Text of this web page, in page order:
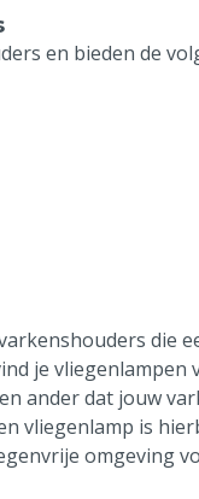
en bieden de
die
je vliegenlampen
ander dat jouw
vliegenlamp is
omgeving